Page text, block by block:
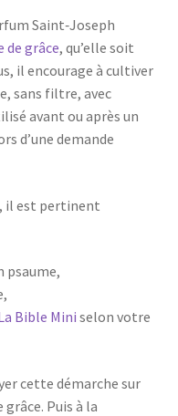
Saint‑Joseph
de grâce, qu’elle soit
il encourage à cultiver
sans filtre, avec
avant ou après un
d’une demande
il est pertinent
psaume,
Bible Mini selon votre
cette démarche sur
Puis à la